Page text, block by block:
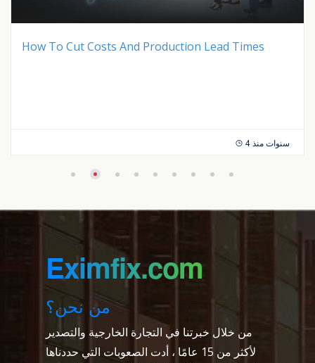
How To Cut Costs And Production Lead Times
4 سنوات منذ
Eximfix.com
من نحن؟
من خلال خبرتنا في التجارة الخارجية والتصدير
لأكثر من 15 عامًا ، أدت الصعوبات التي حددناها